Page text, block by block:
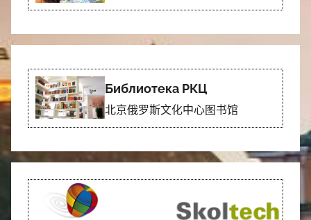
Библиотека РКЦ
北京俄罗斯文化中心图书馆